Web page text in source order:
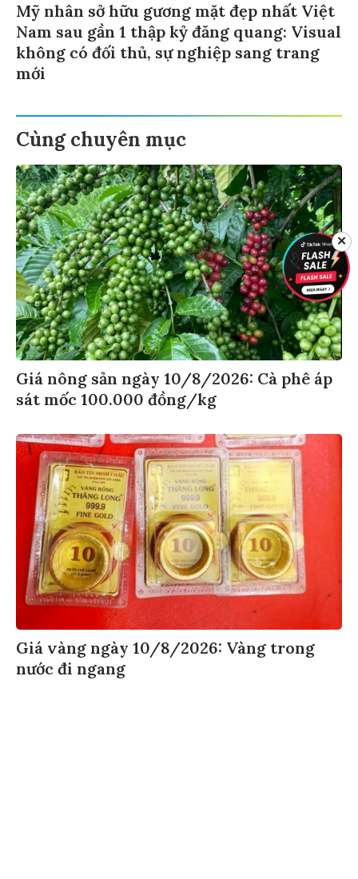
Mỹ nhân sở hữu gương mặt đẹp nhất Việt
Nam sau gần 1 thập kỷ đăng quang: Visual
không có đối thủ, sự nghiệp sang trang
mới
Cùng chuyên mục
Giá nông sản ngày 10/8/2026: Cà phê áp
sát mốc 100.000 đồng/kg
Giá vàng ngày 10/8/2026: Vàng trong
nước đi ngang
✕